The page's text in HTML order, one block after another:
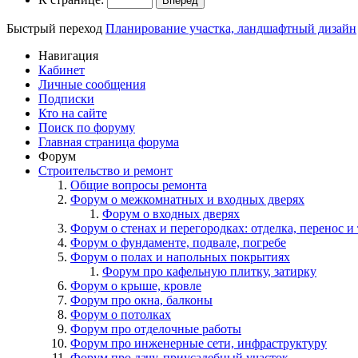
Быстрый переход Планирование участка, ландшафтный дизайн
Навигация
Кабинет
Личные сообщения
Подписки
Кто на сайте
Поиск по форуму
Главная страница форума
Форум
Строительство и ремонт
Общие вопросы ремонта
Форум о межкомнатных и входных дверях
Форум о входных дверях
Форум о стенах и перегородках: отделка, перенос и
Форум о фундаменте, подвале, погребе
Форум о полах и напольных покрытиях
Форум про кафельную плитку, затирку
Форум о крыше, кровле
Форум про окна, балконы
Форум о потолках
Форум про отделочные работы
Форум про инженерные сети, инфраструктуру